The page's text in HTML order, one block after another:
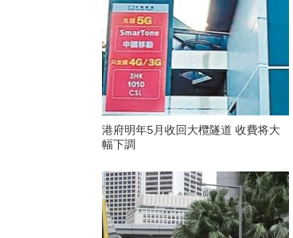
港府明年5月收回大欖隧道 收費将大
幅下調